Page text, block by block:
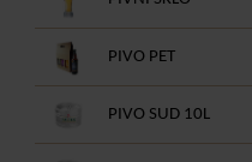
PIVO PET
PIVO SUD 10L